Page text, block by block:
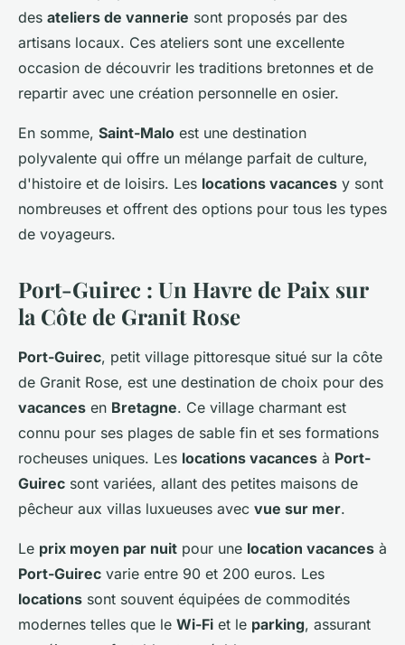
des ateliers de vannerie sont proposés par des
artisans locaux. Ces ateliers sont une excellente
occasion de découvrir les traditions bretonnes et de
repartir avec une création personnelle en osier.
En somme, Saint-Malo est une destination
polyvalente qui offre un mélange parfait de culture,
d'histoire et de loisirs. Les locations vacances y sont
nombreuses et offrent des options pour tous les types
de voyageurs.
Port-Guirec : Un Havre de Paix sur
la Côte de Granit Rose
Port-Guirec, petit village pittoresque situé sur la côte
de Granit Rose, est une destination de choix pour des
vacances en Bretagne. Ce village charmant est
connu pour ses plages de sable fin et ses formations
rocheuses uniques. Les locations vacances à Port-
Guirec sont variées, allant des petites maisons de
pêcheur aux villas luxueuses avec vue sur mer.
Le prix moyen par nuit pour une location vacances à
Port-Guirec varie entre 90 et 200 euros. Les
locations sont souvent équipées de commodités
modernes telles que le Wi-Fi et le parking, assurant